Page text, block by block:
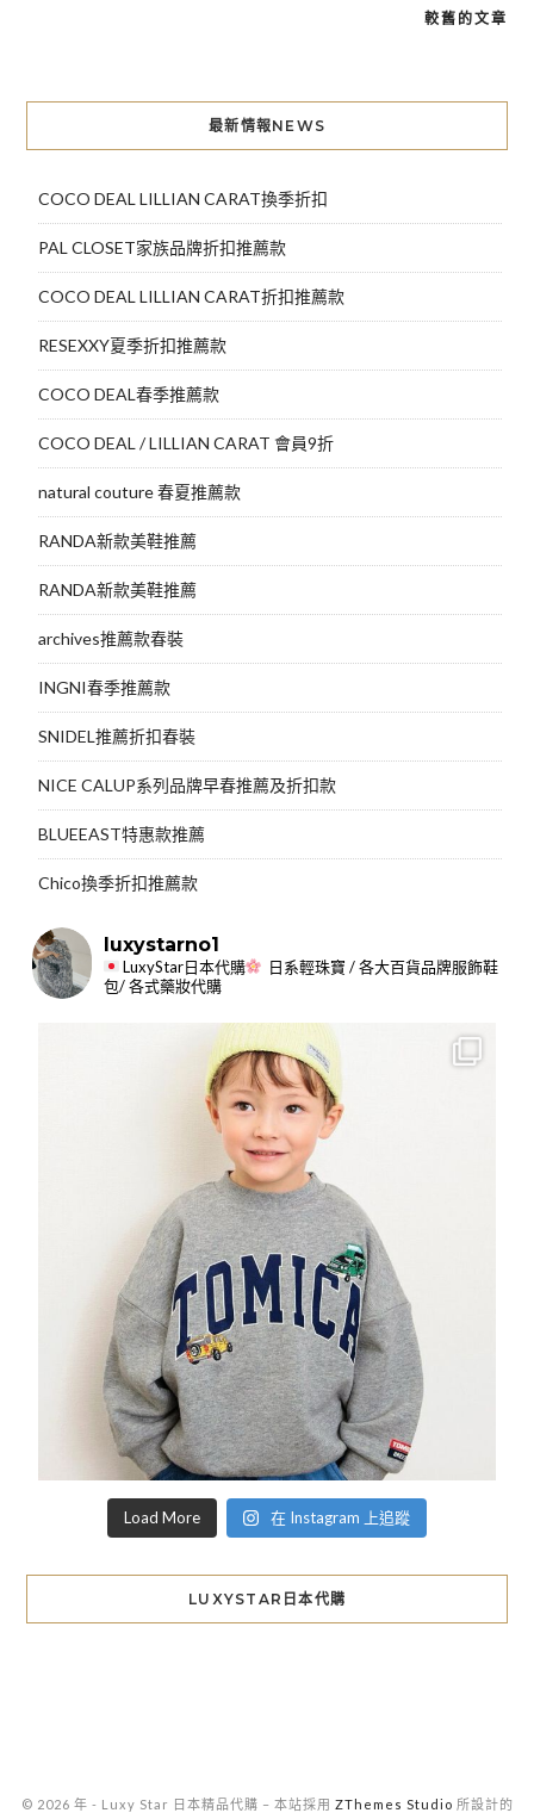
導
覽
較舊的文章
最新情報NEWS
COCO DEAL LILLIAN CARAT換季折扣
PAL CLOSET家族品牌折扣推薦款
COCO DEAL LILLIAN CARAT折扣推薦款
RESEXXY夏季折扣推薦款
COCO DEAL春季推薦款
COCO DEAL / LILLIAN CARAT 會員9折
natural couture 春夏推薦款
RANDA新款美鞋推薦
RANDA新款美鞋推薦
archives推薦款春裝
INGNI春季推薦款
SNIDEL推薦折扣春裝
NICE CALUP系列品牌早春推薦及折扣款
BLUEEAST特惠款推薦
Chico換季折扣推薦款
luxystarno1
LuxyStar日本代購
日系輕珠寶 / 各大百貨品牌服飾鞋
包/ 各式藥妝代購
Load More 在 Instagram 上追蹤
LUXYSTAR日本代購
© 2026 年 - Luxy Star 日本精品代購 – 本站採用 ZThemes Studio 所設計的